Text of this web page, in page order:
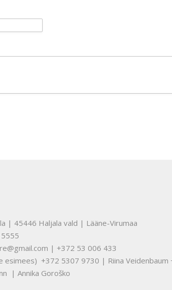
| 45446 Haljala vald | Lääne-Virumaa
| +372 53 006 433
esimees) +372 5307 9730 | Riina Veidenbaum
| Annika Goroško